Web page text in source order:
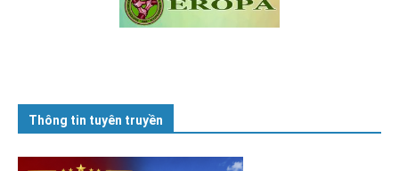
Thông tin tuyên truyền